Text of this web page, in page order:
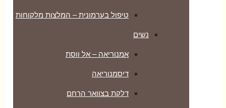
טיפול בערמונית – המלצות מלקוחות
נשים
אמנוריאה – אל ווסת
דיסמנוריאה
דלקת בצוואר הרחם